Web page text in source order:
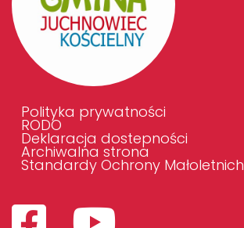
Polityka prywatności
RODO
Deklaracja dostepności
Archiwalna strona
Standardy Ochrony Małoletnich